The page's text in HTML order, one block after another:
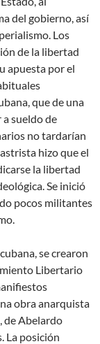
del gobierno, así
Los
de la libertad
apuesta por el
que de una
sueldo de
no tardarían
hizo que el
la libertad
Se inició
pocos militantes
se crearon
Libertario
obra anarquista
, de Abelardo
La posición